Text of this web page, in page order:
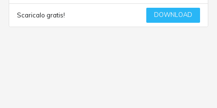
Scaricalo gratis! DOWNLOAD